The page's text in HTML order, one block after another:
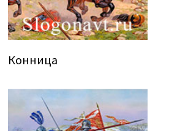
Конница